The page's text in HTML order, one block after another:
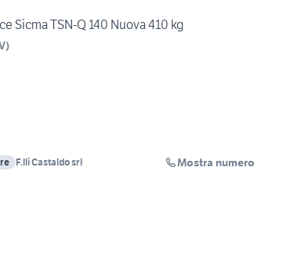
Sicma TSN-Q 140 Nuova 410 kg
)
F.lli Castaldo srl Mostra numero